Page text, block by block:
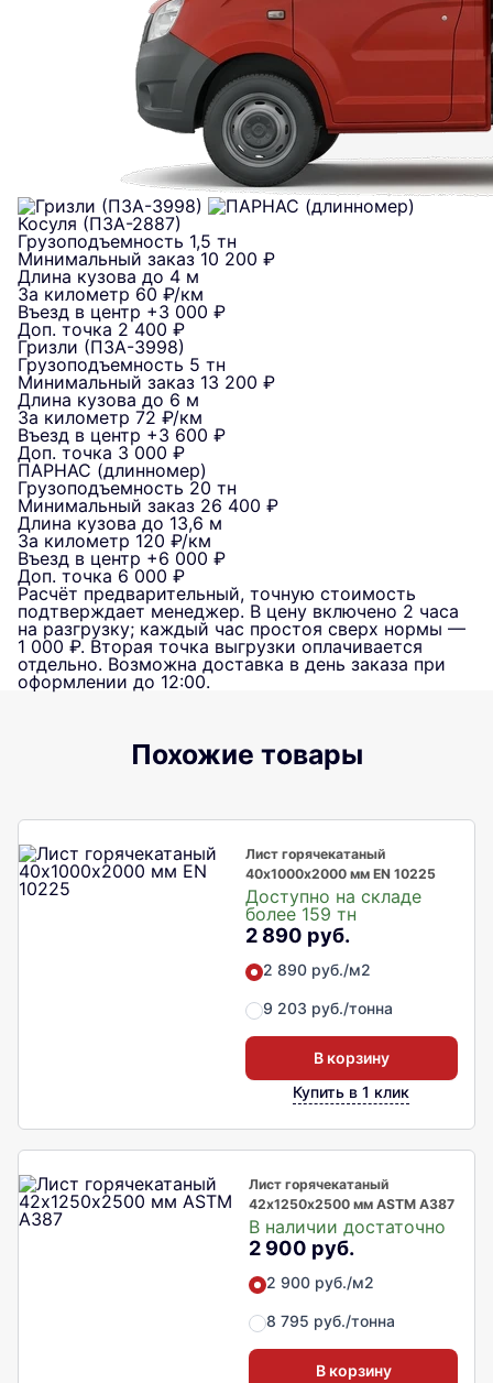
Косуля (ПЗА-2887)
Грузоподъемность 1,5 тн
Минимальный заказ 10 200 ₽
Длина кузова до 4 м
За километр 60 ₽/км
Въезд в центр +3 000 ₽
Доп. точка 2 400 ₽
Гризли (ПЗА-3998)
Грузоподъемность 5 тн
Минимальный заказ 13 200 ₽
Длина кузова до 6 м
За километр 72 ₽/км
Въезд в центр +3 600 ₽
Доп. точка 3 000 ₽
ПАРНАС (длинномер)
Грузоподъемность 20 тн
Минимальный заказ 26 400 ₽
Длина кузова до 13,6 м
За километр 120 ₽/км
Въезд в центр +6 000 ₽
Доп. точка 6 000 ₽
Расчёт предварительный, точную стоимость
подтверждает менеджер. В цену включено 2 часа
на разгрузку; каждый час простоя сверх нормы —
1 000 ₽. Вторая точка выгрузки оплачивается
отдельно. Возможна доставка в день заказа при
оформлении до 12:00.
Похожие товары
Лист горячекатаный
40х1000х2000 мм EN 10225
Доступно на складе
более 159 тн
2 890 руб.
2 890 руб./м2
9 203 руб./тонна
В корзину
Купить в 1 клик
Лист горячекатаный
42х1250х2500 мм ASTM A387
В наличии достаточно
2 900 руб.
2 900 руб./м2
8 795 руб./тонна
В корзину